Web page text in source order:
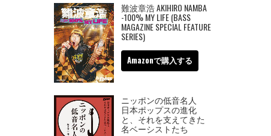
難波章浩 AKIHIRO NAMBA
-100% MY LIFE (BASS
MAGAZINE SPECIAL FEATURE
SERIES)
Amazonで購入する
ニッポンの低音名人
日本ポップスの進化
と、それを支えてきた
名ベーシストたち